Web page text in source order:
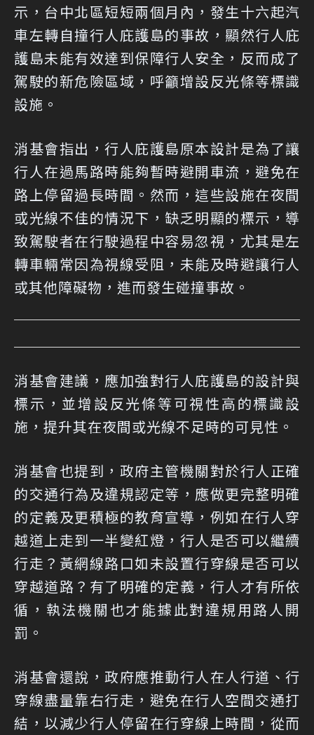
示，台中北區短短兩個月內，發生十六起汽
車左轉自撞行人庇護島的事故，顯然行人庇
護島未能有效達到保障行人安全，反而成了
駕駛的新危險區域，呼籲增設反光條等標識
設施。
消基會指出，行人庇護島原本設計是為了讓
行人在過馬路時能夠暫時避開車流，避免在
路上停留過長時間。然而，這些設施在夜間
或光線不佳的情況下，缺乏明顯的標示，導
致駕駛者在行駛過程中容易忽視，尤其是左
轉車輛常因為視線受阻，未能及時避讓行人
或其他障礙物，進而發生碰撞事故。
消基會建議，應加強對行人庇護島的設計與
標示，並增設反光條等可視性高的標識設
施，提升其在夜間或光線不足時的可見性。
消基會也提到，政府主管機關對於行人正確
的交通行為及違規認定等，應做更完整明確
的定義及更積極的教育宣導，例如在行人穿
越道上走到一半變紅燈，行人是否可以繼續
行走？黃網線路口如未設置行穿線是否可以
穿越道路？有了明確的定義，行人才有所依
循，執法機關也才能據此對違規用路人開
罰。
消基會還說，政府應推動行人在人行道、行
穿線盡量靠右行走，避免在行人空間交通打
結，以減少行人停留在行穿線上時間，從而